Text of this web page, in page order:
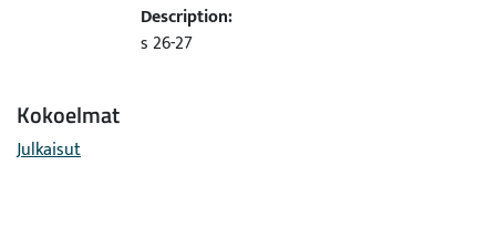
Description:
s 26-27
Kokoelmat
Julkaisut